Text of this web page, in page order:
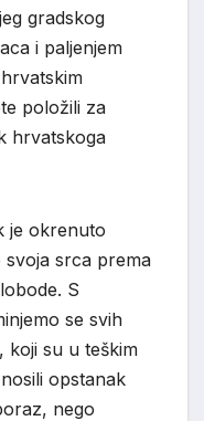
gradskog
i paljenjem
položili za
hrvatskoga
je okrenuto
svoja srca prema
S
se svih
koji su u teškim
opstanak
nego